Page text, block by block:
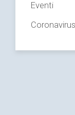
Eventi